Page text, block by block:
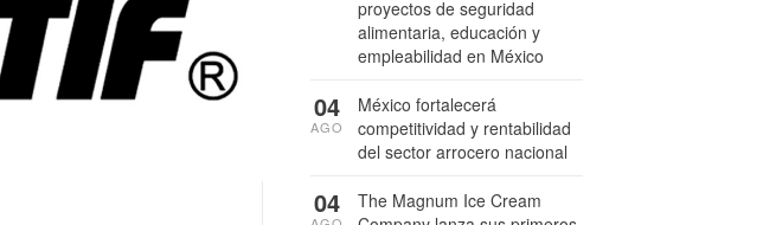
proyectos de seguridad
alimentaria, educación y
empleabilidad en México
México fortalecerá
competitividad y rentabilidad
del sector arrocero nacional
04
AGO
The Magnum Ice Cream
04